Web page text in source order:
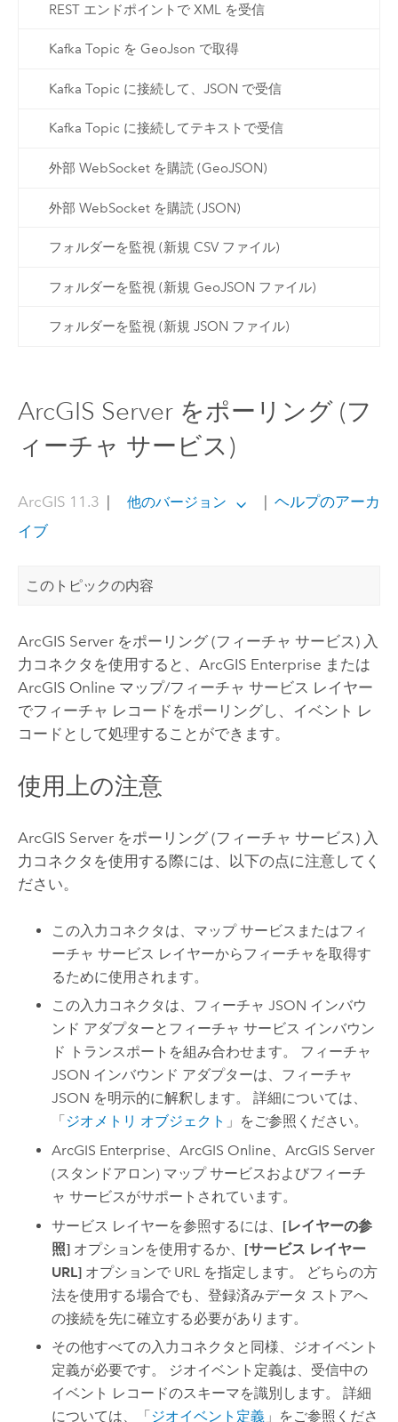
REST エンドポイントで XML を受信
Kafka Topic を GeoJson で取得
Kafka Topic に接続して、JSON で受信
Kafka Topic に接続してテキストで受信
外部 WebSocket を購読 (GeoJSON)
外部 WebSocket を購読 (JSON)
フォルダーを監視 (新規 CSV ファイル)
フォルダーを監視 (新規 GeoJSON ファイル)
フォルダーを監視 (新規 JSON ファイル)
ArcGIS Server をポーリング (フ
ィーチャ サービス)
ArcGIS 11.3 他のバージョン
ヘルプのアーカ
イブ
このトピックの内容
ArcGIS Serverをポーリング (フィーチャ サービス) 入
力コネクタを使用すると、 ArcGIS Enterprise または
ArcGIS Online マップ/フィーチャ サービス レイヤー
でフィーチャ レコードをポーリングし、イベント レ
コードとして処理することができます。
使用上の注意
ArcGIS Serverをポーリング (フィーチャ サービス) 入
力コネクタを使用する際には、以下の点に注意してく
ださい。
この入力コネクタは、マップ サービスまたはフィ
ーチャ サービス レイヤーからフィーチャを取得す
るために使用されます。
この入力コネクタは、フィーチャ JSON インバウ
ンド アダプターとフィーチャ サービス インバウン
ド トランスポートを組み合わせます。 フィーチャ
JSON インバウンド アダプターは、フィーチャ
JSON を明示的に解釈します。 詳細については、
「 ジオメトリ オブジェクト 」をご参照ください。
ArcGIS Enterprise、ArcGIS Online、ArcGIS Server
(スタンドアロン) マップ サービスおよびフィーチ
ャ サービスがサポートされています。
サービス レイヤーを参照するには、 [レイヤーの参
照] オプションを使用するか、 [サービス レイヤー
URL] オプションで URL を指定します。 どちらの方
法を使用する場合でも、登録済みデータ ストアへ
の接続を先に確立する必要があります。
その他すべての入力コネクタと同様、ジオイベント
定義が必要です。 ジオイベント定義は、受信中の
イベント レコードのスキーマを識別します。 詳細
については、「ジオイベント定義 」をご参照くださ